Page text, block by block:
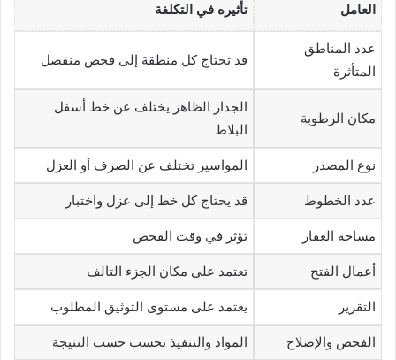
العامل تأثيره في التكلفة
عدد المناطق
المتأثرة
قد تحتاج كل منطقة إلى فحص منفصل
مكان الرطوبة
الجدار الظاهر يختلف عن خط أسفل
البلاط
نوع المصدر المواسير تختلف عن الصرف أو العزل
عدد الخطوط قد يحتاج كل خط إلى عزل واختبار
مساحة العقار تؤثر في وقت الفحص
أعمال الفتح تعتمد على مكان الجزء التالف
التقرير يعتمد على مستوى التوثيق المطلوب
الفحص والإصلاح المواد والتنفيذ تحسب حسب النتيجة